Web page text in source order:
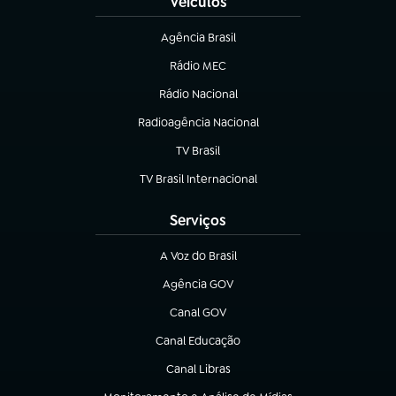
Agência Brasil
(abre em nova aba)
Rádio MEC
(abre em nova aba)
Rádio Nacional
Radioagência Nacional
(abre em nova aba)
TV Brasil
(abre em nova aba)
TV Brasil Internacional
(abre em nova aba)
Serviços
A Voz do Brasil
(abre em nova aba)
Agência GOV
(abre em nova aba)
Canal GOV
(abre em nova aba)
Canal Educação
(abre em nova aba)
Canal Libras
(abre em nova aba)